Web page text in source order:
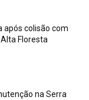
após colisão com
Floresta
na Serra